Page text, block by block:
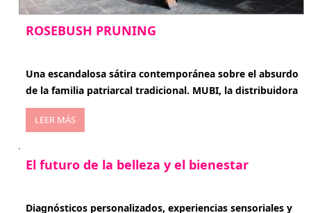
ROSEBUSH PRUNING
Una escandalosa sátira contemporánea sobre el absurdo
de la familia patriarcal tradicional. MUBI, la distribuidora
LEER MÁS
El futuro de la belleza y el bienestar
Diagnósticos personalizados, experiencias sensoriales y